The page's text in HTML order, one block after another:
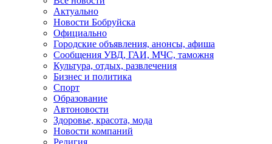
Актуально
Новости Бобруйска
Официально
Городские объявления, анонсы, афиша
Сообщения УВД, ГАИ, МЧС, таможня
Культура, отдых, развлечения
Бизнес и политика
Спорт
Образование
Автоновости
Здоровье, красота, мода
Новости компаний
Религия